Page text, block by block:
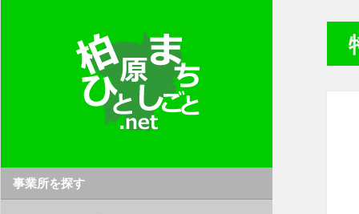
事業所を探す